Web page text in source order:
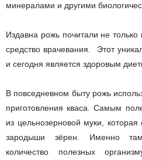
минералами и другими
Издавна рожь почитали не только
средство врачевания. Этот
и сегодня является здоровым
В повседневном быту рожь
приготовления кваса. Самым
из цельнозерновой муки,
зародыши зёрен. Именно
количество полезных